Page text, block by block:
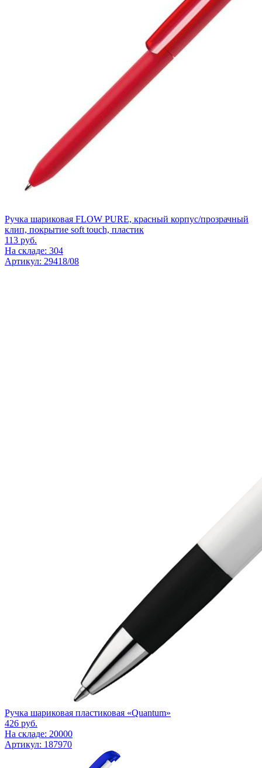
Ручка шариковая FLOW PURE, красный корпус/прозрачный
клип, покрытие soft touch, пластик
113 руб.
На складе: 304
Артикул: 29418/08
Ручка шариковая пластиковая «Quantum»
426 руб.
На складе: 20000
Артикул: 187970